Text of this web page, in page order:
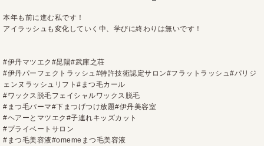
本年も前に進む私です！
アイラッシュも変化していく中、学びに終わりは無いです！
#伊丹マツエク #昆陽#武庫之荘
#伊丹パーフェクトラッシュ#特許技術認定サロン#フラットラッシュ#パリジ
ェンヌラッシュリフト # まつ毛カール
#ワックス脱毛フェイシャルワックス脱毛
# まつ毛パーマ#下まつげつけ放題#伊丹美容室
#ヘアーとマツエク #子連れキッズカット
#プライベートサロン
# まつ毛美容液#omeme まつ毛美容液